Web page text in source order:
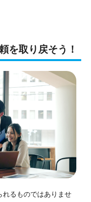
を取り戻そう！
れるものではありませ